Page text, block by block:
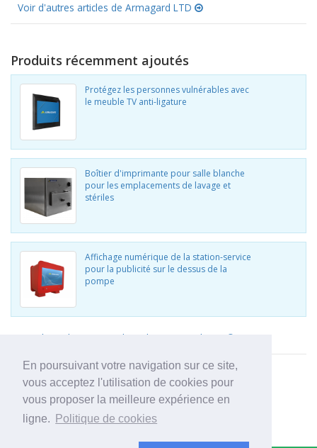
En poursuivant votre navigation sur ce site,
vous acceptez l'utilisation de cookies pour
vous proposer la meilleure expérience en
ligne.
Politique de cookies
Voir d'autres articles de Armagard LTD
Produits récemment ajoutés
Protégez les personnes vulnérables avec
le meuble TV anti-ligature
Boîtier d'imprimante pour salle blanche
pour les emplacements de lavage et
stériles
Affichage numérique de la station-service
pour la publicité sur le dessus de la
pompe
Visualisez d'autres produits de Armagard LTD